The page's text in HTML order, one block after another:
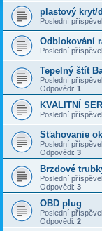
plastový kryt/
Poslední
Odblokování
Poslední
Tepelný štít
Poslední
Odpovědi: 1
KVALITNÍ
Poslední
Sťahovanie
Poslední
Odpovědi: 3
Brzdové
Poslední
Odpovědi: 3
OBD plug
Poslední
Odpovědi: 2